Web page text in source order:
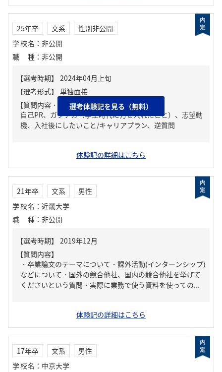
25年卒 文系
性別非公開
学校名 ： 非公開
職種 ： 非公開
【質問内容・課題】
自己PR、ガクチカ（学生時代に力を入れたこと）、志望動
機、入社後にしたいこと/キャリアプラン、逆質問
選考体験記を見る（無料）
体験記の詳細はこちら
21年卒 文系
男性
学校名 ： 近畿大学
職種 ： 非公開
【質問内容】
・卒業論文のテーマについて・課外活動(インターンシップ)
などについて・国外の競合他社、国内の競合他社を挙げて
くださいという質問・実際に業務で使う資料を使っての...
体験記の詳細はこちら
17年卒 文系
男性
学校名 ： 中京大学